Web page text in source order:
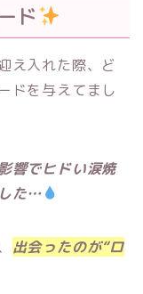
ド
え入れた際、ど
ドを与えてまし
響でヒドい涙焼
た…
出会ったのが“ロ